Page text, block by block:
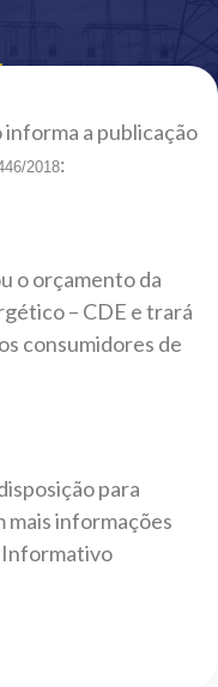
a publicação
2018:
o orçamento da
– CDE e trará
consumidores de
para
mais informações
Informativo